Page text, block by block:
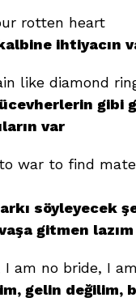
rotten heart
ihtiyacın
like diamond
gibi
var
war to find
söyleyecek
gitmen lazım
am no bride, I
gelin değilim,